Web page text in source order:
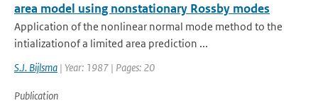
area model using nonstationary Rossby modes
Application of the nonlinear normal mode method to the
intializationof a limited area prediction ...
S.J. Bijlsma | Year: 1987 | Pages: 20
Publication